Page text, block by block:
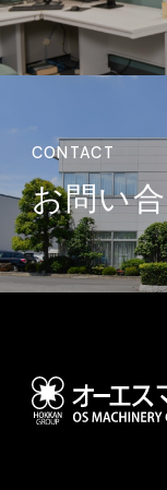
お問い
CONTACT